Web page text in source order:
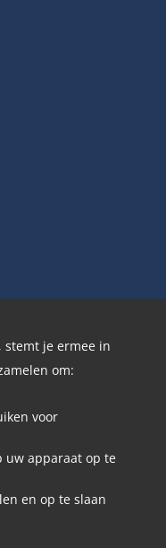
stemt je ermee in
om:
voor
uw apparaat op te
en op te slaan